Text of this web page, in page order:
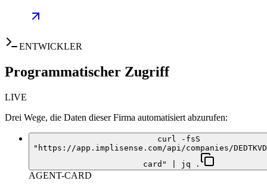
ENTWICKLER
Programmatischer Zugriff
LIVE
Drei Wege, die Daten dieser Firma automatisiert abzurufen:
curl -fsS
"https://app.implisense.com/api/companies/
card" | jq .
AGENT-CARD